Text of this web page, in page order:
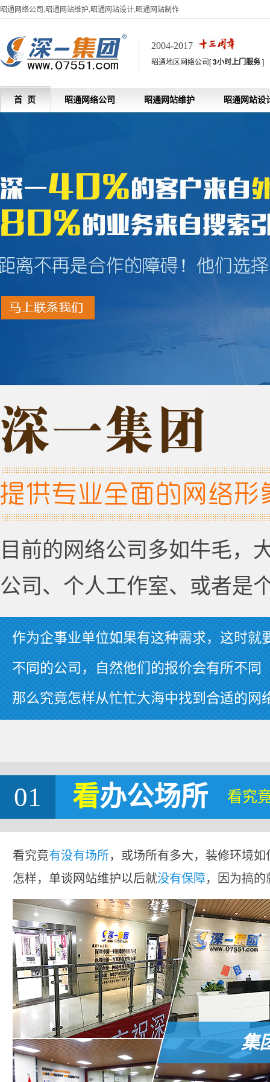
昭通网络公司,昭通网站维护,昭通网站设计,昭通网站制作
2004-2017
昭通地区网络公司[3小时上门服务]
首 页 昭通网络公司 昭通网站维护 昭通网站设
目前的网络公司多如牛毛，
公司、个人工作室、或者是
作为企事业单位如果有这种需求，这时就
不同的公司，自然他们的报价会有所不同
那么究竟怎样从忙忙大海中找到合适的网
01 看办公场所 看究
看究竟有没有场所，或场所有多大，装修环境
怎样，单谈网站维护以后就没有保障，因为搞
集